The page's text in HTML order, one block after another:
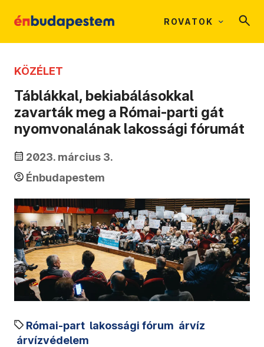
ROVATOK
KÖZÉLET
Táblákkal, bekiabálásokkal
zavarták meg a Római-parti gát
nyomvonalának lakossági fórumát
2023. március 3.
Énbudapestem
Római-part lakossági fórum árvíz
árvízvédelem